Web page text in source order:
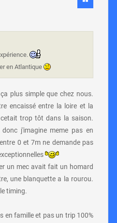
en Atlantique
plus simple que chez nous.
encaissé entre la loire et la
trop tôt dans la saison.
j'imagine meme pas en
0 et 7m ne demande pas
un mec avait fait un homard
une blanquette a la rourou.
timing.
en famille et pas un trip 100%